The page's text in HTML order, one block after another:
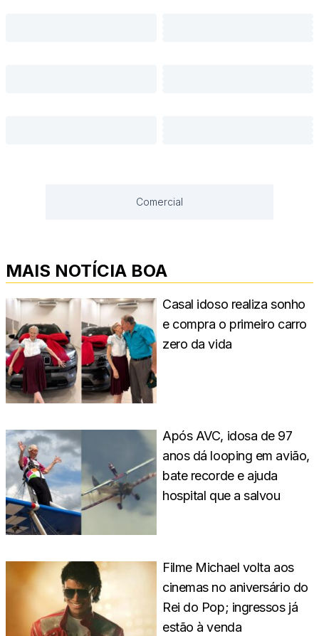
Comercial
MAIS NOTÍCIA BOA
Casal idoso realiza sonho
e compra o primeiro carro
zero da vida
Após AVC, idosa de 97
anos dá looping em avião,
bate recorde e ajuda
hospital que a salvou
Filme Michael volta aos
cinemas no aniversário do
Rei do Pop; ingressos já
estão à venda